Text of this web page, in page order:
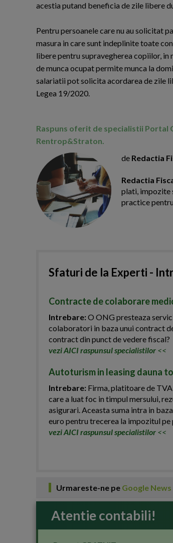
acestia putand beneficia de zile libere
Pentru persoanele care nu au solicitat
masura in care sunt indeplinite toate
libere pentru supravegherea copiilor, in
de munca ocupat permite munca la
salariatii pot solicita acordarea de zile
Legea 19/2020.
Raspuns oferit de specialistii Portal
Rentrop&Straton.
de Redactia
Redactia
plati, impozite
practice
Sfaturi de la Experti -
Contracte de colaborare
Intrebare:O ONG presteaza
colaboratori in baza unui contract
contract din punct de vedere fiscal?
vezi AICI raspunsul specialistilor <<
Autoturism in leasing dauna
Intrebare: Firma, platitoare de
care a luat foc in timpul mersului,
asigurari. Aceasta suma intra in
euro pentru trecerea la impozitul
vezi AICI raspunsul specialistilor <<
Urmareste-ne pe Google News
Atentie contabili!